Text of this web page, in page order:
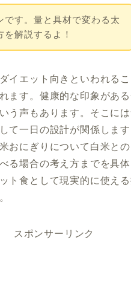
です。量と具材で変わる太
を解説するよ！
イエット向きといわれる
ます。健康的な印象があ
う声もあります。そこに
て一日の設計が関係します
おにぎりについて白米と
る場合の考え方までを具
ト食として現実的に使え
スポンサーリンク